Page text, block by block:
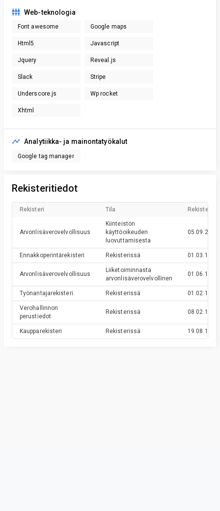
Web-teknologia
Font awesome Google maps
Html5 Javascript
Jquery Reveal.js
Slack Stripe
Underscore.js Wp rocket
Xhtml
Analytiikka- ja mainontatyökalut
Google tag manager
Rekisteritiedot
Rekisteri Tila
Arvonlisäverovelvollisuus
Kiinteistön
käyttöoikeuden
luovuttamisesta
05.09.2005
Ennakkoperintärekisteri Rekisterissä 01.03.1995
Arvonlisäverovelvollisuus
Liiketoiminnasta
arvonlisäverovelvollinen
01.06.1994
Työnantajarekisteri Rekisterissä 01.02.1990
Verohallinnon
perustiedot
Rekisterissä 08.02.1984
Kaupparekisteri Rekisterissä 19.08.1982